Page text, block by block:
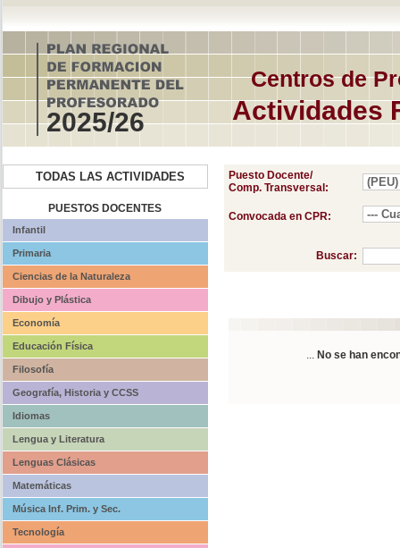
Centros de
Actividades
2025/26
TODAS LAS ACTIVIDADES
PUESTOS DOCENTES
Infantil
Primaria
Ciencias de la Naturaleza
Dibujo y Plástica
Economía
Educación Física
Filosofía
Geografía, Historia y CCSS
Idiomas
Lengua y Literatura
Lenguas Clásicas
Matemáticas
Música Inf. Prim. y Sec.
Tecnología
Puesto Docente/
Comp. Transversal:
Convocada en CPR:
Buscar:
... No se han